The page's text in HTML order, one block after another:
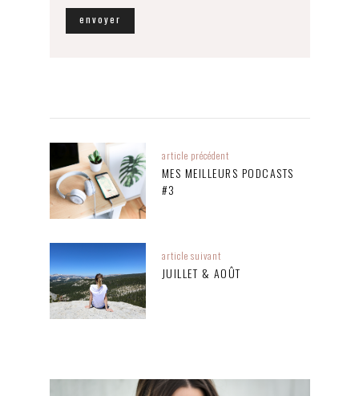
article précédent
MES MEILLEURS PODCASTS
#3
article suivant
JUILLET & AOÛT